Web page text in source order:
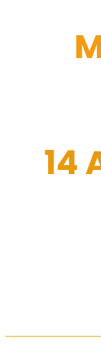
14